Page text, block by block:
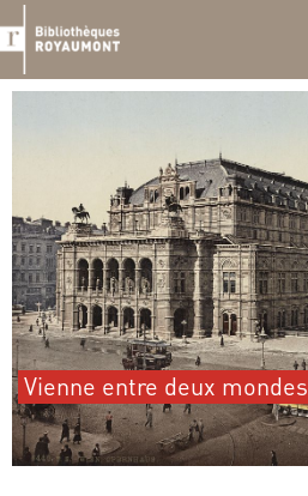
au
contenu
Vienne entre deux mondes